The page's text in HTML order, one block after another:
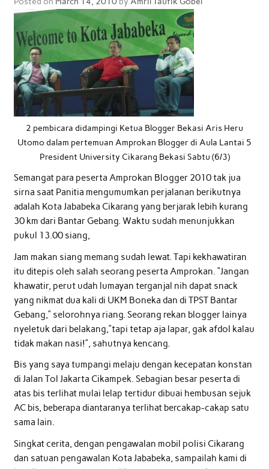
2 pembicara didampingi Ketua Blogger Bekasi Aris Heru
Utomo dalam pertemuan Amprokan Blogger di Aula Lantai 5
President University Cikarang Bekasi Sabtu (6/3)
Semangat para peserta Amprokan Blogger 2010 tak jua
sirna saat Panitia mengumumkan perjalanan berikutnya
adalah Kota Jababeka Cikarang yang berjarak lebih kurang
30 km dari Bantar Gebang. Waktu sudah menunjukkan
pukul 13.00 siang,
Jam makan siang memang sudah lewat. Tapi kekhawatiran
itu ditepis oleh salah seorang peserta Amprokan. “Jangan
khawatir, perut udah lumayan terganjal nih dapat snack
yang nikmat dua kali di UKM Boneka dan di TPST Bantar
Gebang,” selorohnya riang. Seorang rekan blogger lainya
nyeletuk dari belakang,”tapi tetap aja lapar, gak afdol kalau
tidak makan nasi!”, sahutnya kencang.
Bis yang saya tumpangi melaju dengan kecepatan konstan
di Jalan Tol Jakarta Cikampek. Sebagian besar peserta di
atas bis terlihat mulai lelap tertidur dibuai hembusan sejuk
AC bis, beberapa diantaranya terlihat bercakap-cakap satu
sama lain.
Singkat cerita, dengan pengawalan mobil polisi Cikarang
dan satuan pengawalan Kota Jababeka, sampailah kami di